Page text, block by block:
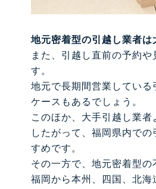
地元密着型の引越し業者は
また、引越し直前の予約や
す。
地元で長期間営業してい
ケースもあるでしょう。
このほか、大手引越し業
したがって、福岡県内で
すめです。
その一方で、地元密着型の
福岡から本州、四国、北海